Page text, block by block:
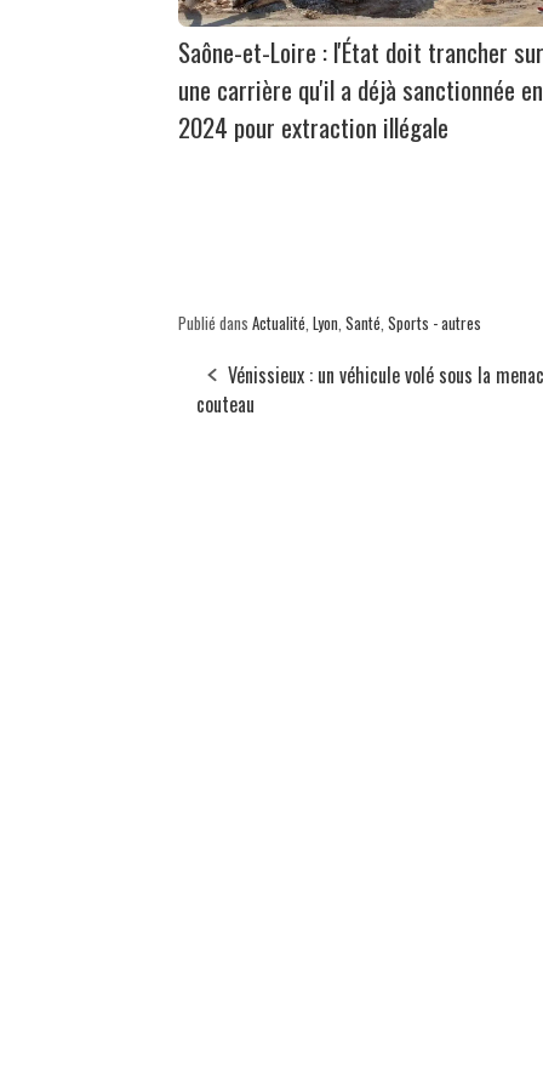
Saône-et-Loire : l'État doit trancher sur
une carrière qu'il a déjà sanctionnée en
2024 pour extraction illégale
Publié dans Actualité, Lyon, Santé, Sports - autres
Vénissieux : un véhicule volé sous la
couteau